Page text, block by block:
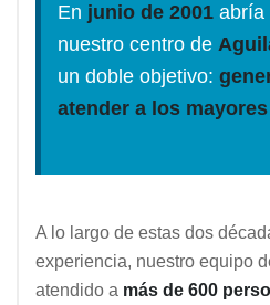
En junio de 2001 abría
nuestro centro de
un doble objetivo:
atender a los
A lo largo de estas dos
experiencia, nuestro equipo
atendido a más de 600